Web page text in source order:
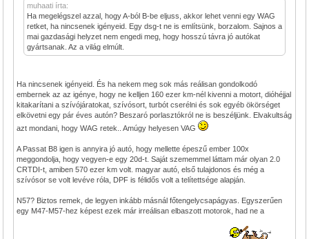
muhaati írta:
Ha megelégszel azzal, hogy A-ból B-be eljuss, akkor lehet venni egy WAG
retket, ha nincsenek igényeid. Egy dsg-t ne is említsünk, borzalom. Sajnos a
mai gazdasági helyzet nem engedi meg, hogy hosszú távra jó autókat
gyártsanak. Az a világ elmúlt.
Ha nincsenek igényeid. És ha nekem meg sok más reálisan gondolkodó
embernek az az igénye, hogy ne kelljen 160 ezer km-nél kivenni a motort, dióhéjjal
kitakarítani a szívójáratokat, szívósort, turbót cserélni és sok egyéb ökörséget
elkövetni egy pár éves autón? Beszaró porlasztókról ne is beszéljünk. Elvakultság
azt mondani, hogy WAG retek.. Amúgy helyesen VAG
A Passat B8 igen is annyira jó autó, hogy mellette épeszű ember 100x
meggondolja, hogy vegyen-e egy 20d-t. Saját szememmel láttam már olyan 2.0
CRTDI-t, amiben 570 ezer km volt. magyar autó, első tulajdonos és még a
szívósor se volt levéve róla, DPF is félidős volt a telítettsége alapján.
N57? Biztos remek, de legyen inkább másnál főtengelycsapágyas. Egyszerűen
egy M47-M57-hez képest ezek már irreálisan elbaszott motorok, had ne a